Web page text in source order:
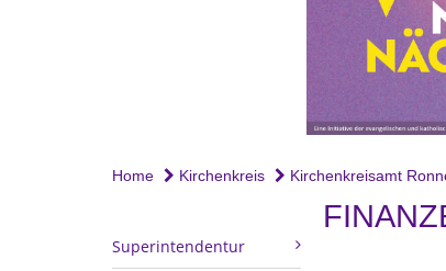
Home Kirchenkreis Kirchenkreisamt
Superintendentur